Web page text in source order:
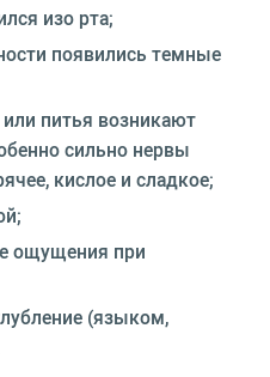
изо рта;
появились темные
питья возникают
сильно нервы
кислое и сладкое;
ощущения при
(языком,